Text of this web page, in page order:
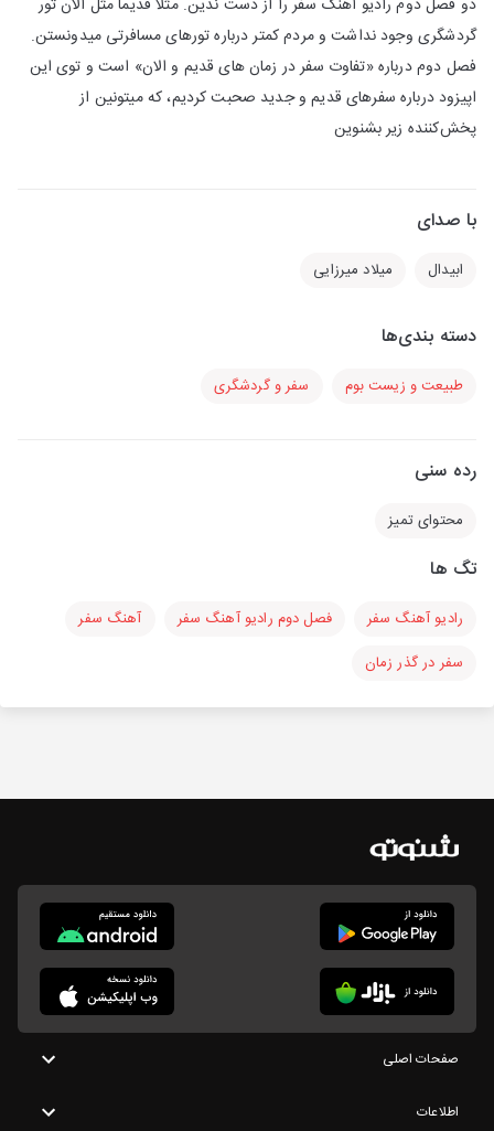
دو فصل دوم رادیو آهنگ سفر را از دست ندین. مثلا قدیما مثل الان تور
گردشگری وجود نداشت و مردم کمتر درباره تورهای مسافرتی میدونستن.
فصل دوم درباره «تفاوت سفر در زمان های قدیم و الان» است و توی این
اپیزود درباره سفرهای قدیم و جدید صحبت کردیم، که میتونین از
پخش‌کننده زیر بشنوین
با صدای
ابیدال میلاد میرزایی
دسته بندی‌ها
طبیعت و زیست بوم سفر و گردشگری
رده سنی
محتوای تمیز
تگ ها
رادیو آهنگ سفر فصل دوم رادیو آهنگ سفر
آهنگ سفر
سفر در گذر زمان
صفحات اصلی
اطلاعات